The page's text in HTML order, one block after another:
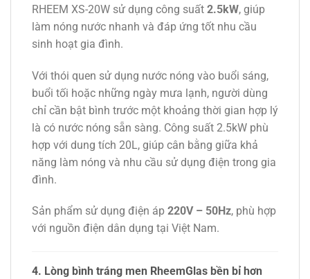
RHEEM XS-20W sử dụng công suất 2.5kW, giúp
làm nóng nước nhanh và đáp ứng tốt nhu cầu
sinh hoạt gia đình.
Với thói quen sử dụng nước nóng vào buổi sáng,
buổi tối hoặc những ngày mưa lạnh, người dùng
chỉ cần bật bình trước một khoảng thời gian hợp lý
là có nước nóng sẵn sàng. Công suất 2.5kW phù
hợp với dung tích 20L, giúp cân bằng giữa khả
năng làm nóng và nhu cầu sử dụng điện trong gia
đình.
Sản phẩm sử dụng điện áp 220V – 50Hz, phù hợp
với nguồn điện dân dụng tại Việt Nam.
4. Lòng bình tráng men RheemGlas bền bỉ hơn